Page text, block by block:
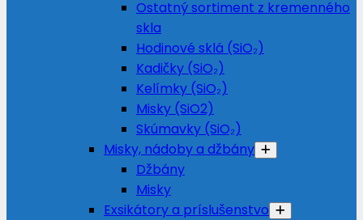
Ostatný sortiment z kremenného
skla
Hodinové sklá (SiO₂)
Kadičky (SiO₂)
Kelímky (SiO₂)
Misky (SiO2)
Skúmavky (SiO₂)
Misky, nádoby a džbány
Džbány
Misky
Exsikátory a príslušenstvo